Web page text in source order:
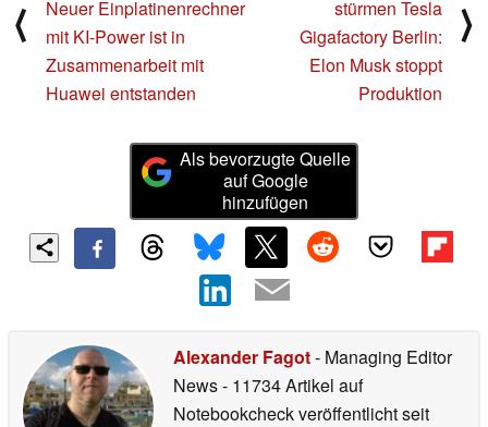
⟨
Neuer Einplatinenrechner
mit KI-Power ist in
Zusammenarbeit mit
Huawei entstanden
stürmen Tesla
Gigafactory Berlin:
Elon Musk stoppt
Produktion
⟩
Als bevorzugte Quelle
auf Google
hinzufügen
Alexander Fagot- Managing Editor
News- 11734 Artikel auf
Notebookcheck veröffentlichtseit